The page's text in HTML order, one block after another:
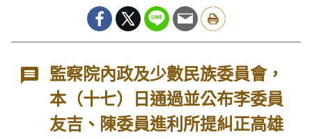
監察院內政及少數民族委員會，
本（十七）日通過並公布李委員
友吉、陳委員進利所提糾正高雄